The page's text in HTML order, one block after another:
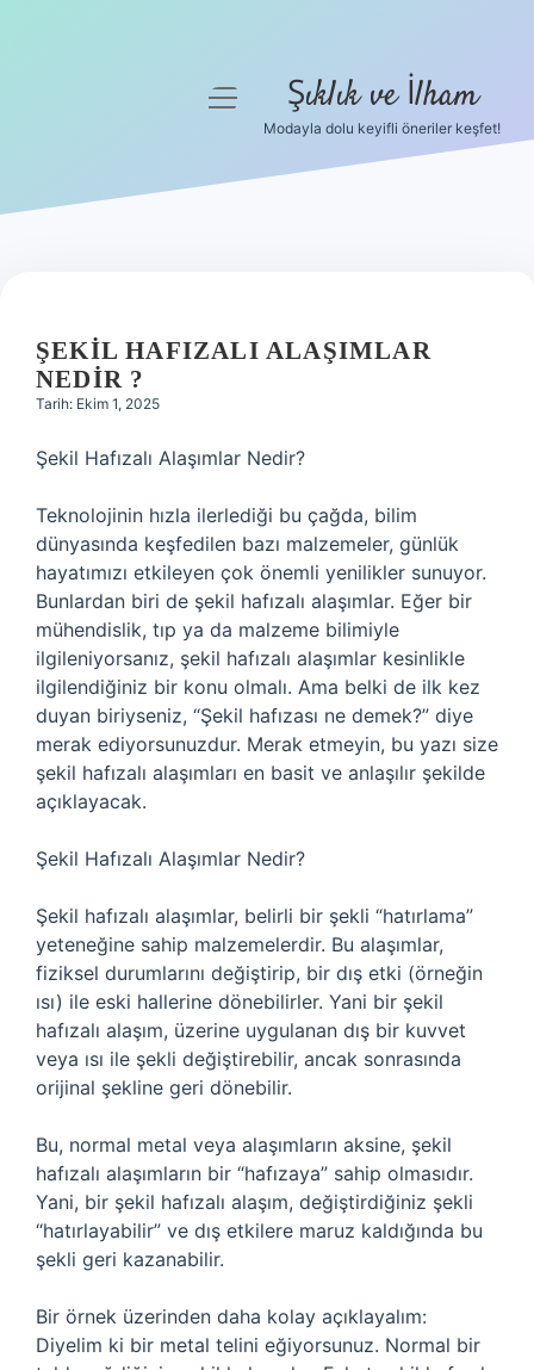
Hakkımızda
menüyü
Şıklık ve İlham
Modayla dolu keyifli öneriler keşfet!
ŞEKIL HAFIZALI ALAŞIMLAR
NEDIR ?
Tarih: Ekim 1, 2025
Şekil Hafızalı Alaşımlar Nedir?
Teknolojinin hızla ilerlediği bu çağda, bilim
dünyasında keşfedilen bazı malzemeler, günlük
hayatımızı etkileyen çok önemli yenilikler sunuyor.
Bunlardan biri de şekil hafızalı alaşımlar. Eğer bir
mühendislik, tıp ya da malzeme bilimiyle
ilgileniyorsanız, şekil hafızalı alaşımlar kesinlikle
ilgilendiğiniz bir konu olmalı. Ama belki de ilk kez
duyan biriyseniz, “Şekil hafızası ne demek?” diye
merak ediyorsunuzdur. Merak etmeyin, bu yazı size
şekil hafızalı alaşımları en basit ve anlaşılır şekilde
açıklayacak.
Şekil Hafızalı Alaşımlar Nedir?
Şekil hafızalı alaşımlar, belirli bir şekli “hatırlama”
yeteneğine sahip malzemelerdir. Bu alaşımlar,
fiziksel durumlarını değiştirip, bir dış etki (örneğin
ısı) ile eski hallerine dönebilirler. Yani bir şekil
hafızalı alaşım, üzerine uygulanan dış bir kuvvet
veya ısı ile şekli değiştirebilir, ancak sonrasında
orijinal şekline geri dönebilir.
Bu, normal metal veya alaşımların aksine, şekil
hafızalı alaşımların bir “hafızaya” sahip olmasıdır.
Yani, bir şekil hafızalı alaşım, değiştirdiğiniz şekli
“hatırlayabilir” ve dış etkilere maruz kaldığında bu
şekli geri kazanabilir.
Bir örnek üzerinden daha kolay açıklayalım:
Diyelim ki bir metal telini eğiyorsunuz. Normal bir